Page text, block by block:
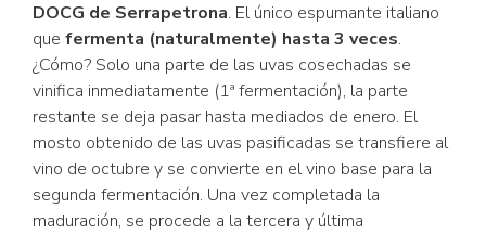
DOCG de Serrapetrona. El único espumante italiano
que fermenta (naturalmente) hasta 3 veces.
¿Cómo? Solo una parte de las uvas cosechadas se
vinifica inmediatamente (1ª fermentación), la parte
restante se deja pasar hasta mediados de enero. El
mosto obtenido de las uvas pasificadas se transfiere al
vino de octubre y se convierte en el vino base para la
segunda fermentación. Una vez completada la
maduración, se procede a la tercera y última